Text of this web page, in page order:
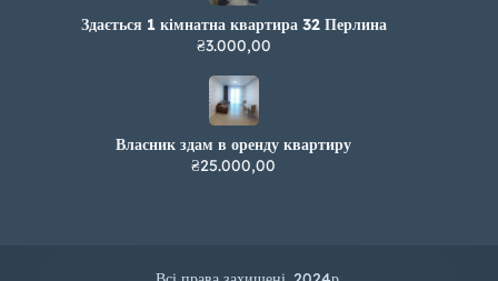
Здається 1 кімнатна квартира 32 Перлина
₴3.000,00
Власник здам в оренду квартиру
₴25.000,00